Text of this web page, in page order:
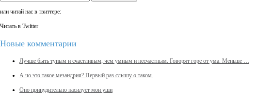
или читай нас в твиттере:
Читать в Twitter
Новые комментарии
Лучше быть тупым и счастливым, чем умным и несчастным. Говорят горе от ума. Меньше …
А чо это такое мезандрия? Первый раз слышу о таком.
Оно принудительно насилует мои уши